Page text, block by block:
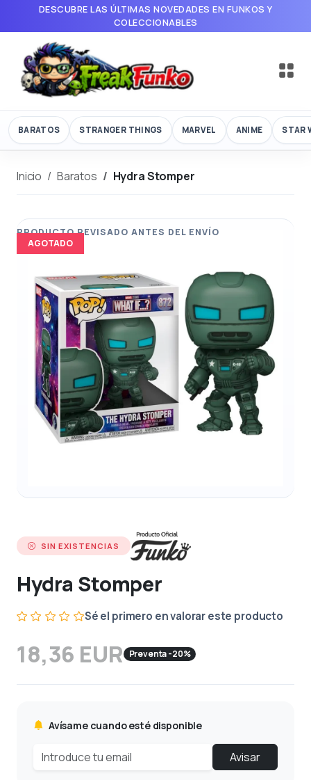
DESCUBRE LAS ÚLTIMAS NOVEDADES EN FUNKOS Y
COLECCIONABLES
BARATOS STRANGER THINGS MARVEL ANIME STAR
Inicio Baratos Hydra Stomper
AGOTADO
SIN EXISTENCIAS
Hydra Stomper
Sé el primero en valorar este producto
18,36 EUR Preventa -20%
Avísame cuando esté disponible
Avisar